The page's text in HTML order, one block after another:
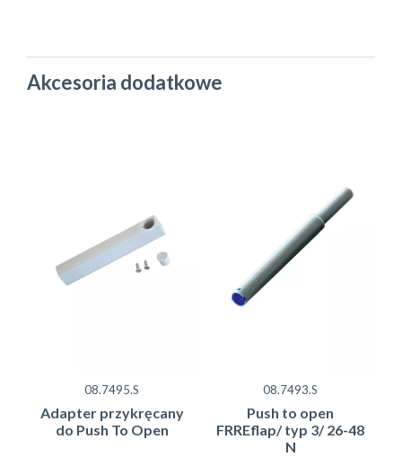
Akcesoria dodatkowe
08.7495.S
Adapter przykręcany
do Push To Open
08.7493.S
Push to open
FRREflap/ typ 3/ 26-48
N